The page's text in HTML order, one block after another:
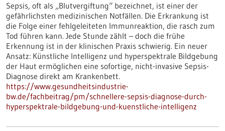
Sepsis, oft als „Blutvergiftung“ bezeichnet, ist einer der
gefährlichsten medizinischen Notfällen. Die Erkrankung ist
die Folge einer fehlgeleiteten Immunreaktion, die rasch zum
Tod führen kann. Jede Stunde zählt – doch die frühe
Erkennung ist in der klinischen Praxis schwierig. Ein neuer
Ansatz: Künstliche Intelligenz und hyperspektrale Bildgebung
der Haut ermöglichen eine sofortige, nicht-invasive Sepsis-
Diagnose direkt am Krankenbett.
https://www.gesundheitsindustrie-
bw.de/fachbeitrag/pm/schnellere-sepsis-diagnose-durch-
hyperspektrale-bildgebung-und-kuenstliche-intelligenz